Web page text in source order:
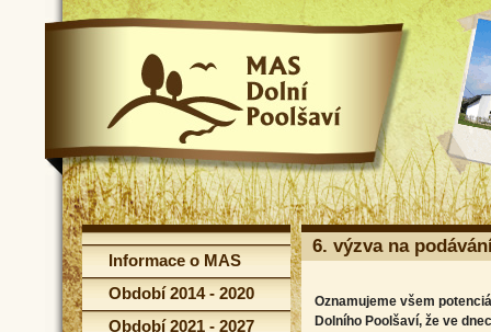
Informace o MAS
Období 2014 - 2020
Období 2021 - 2027
6. výzva na
Oznamujeme všem
Dolního Poolšaví, že ve